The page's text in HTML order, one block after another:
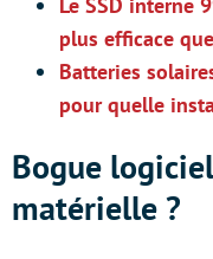
plus efficace
Batteries
pour quelle
Bogue
matérielle ?